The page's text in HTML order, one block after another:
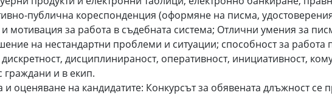
публична кореспонденция (оформяне на писма,
мотивация за работа в съдебната система; Отлични умения за
на нестандартни проблеми и ситуации; способност за
дисциплинираност, оперативност, инициативност,
граждани и в екип.
оценяване на кандидатите: Конкурсът за обявената длъжност се